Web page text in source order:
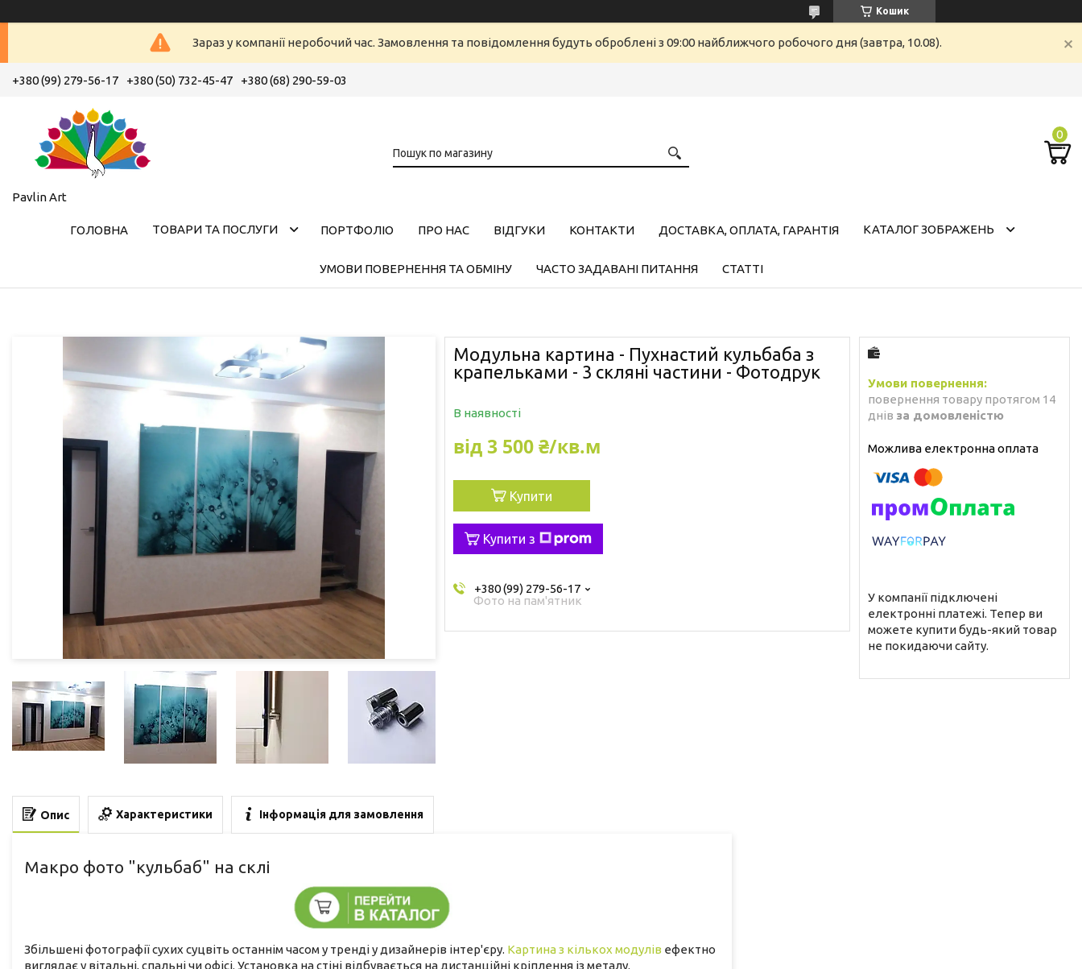
Кошик
Зараз у компанії неробочий час. Замовлення та повідомлення будуть оброблені з 09:00 найближчого робочого дня (завтра, 10.08).
+380 (99) 279-56-17 +380 (50) 732-45-47 +380 (68) 290-59-03
Pavlin Art
ГОЛОВНА ТОВАРИ ТА ПОСЛУГИ ПОРТФОЛІО ПРО НАС ВІДГУКИ КОНТАКТИ ДОСТАВКА, ОПЛАТА, ГАРАНТІЯ КАТАЛОГ ЗОБРАЖЕНЬ
УМОВИ ПОВЕРНЕННЯ ТА ОБМІНУ ЧАСТО ЗАДАВАНІ ПИТАННЯ СТАТТІ
Модульна картина - Пухнастий кульбаба з
крапельками - 3 скляні частини - Фотодрук
В наявності
від3 500 ₴/кв.м
Купити
Купити з
+380 (99) 279-56-17
Фото на пам'ятник
повернення товару протягом 14
днів за домовленістю
У компанії підключені
електронні платежі. Тепер ви
можете купити будь-який товар
не покидаючи сайту.
Опис Характеристики Інформація для замовлення
Макро фото "кульбаб" на склі
Збільшені фотографії сухих суцвіть останнім часом у тренді у дизайнерів інтер'єру. Картина з кількох модулів ефектно
виглядає у вітальні, спальні чи офісі. Установка на стіні відбувається на дистанційні кріплення із металу.